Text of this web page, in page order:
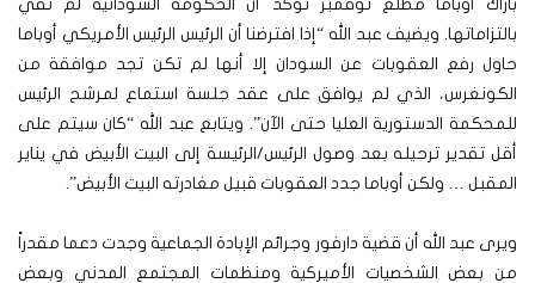
باراك أوباما مطلع نوفمبر تؤكد أن الحكومة السودانية لم تفي
بالتزاماتها. ويضيف عبد الله “إذا افترضنا أن الرئيس الرئيس الأمريكي أوباما
حاول رفع العقوبات عن السودان إلا أنها لم تكن تجد موافقة من
الكونغرس، الذي لم يوافق على عقد جلسة استماع لمرشح الرئيس
للمحكمة الدستورية العليا حتى الآن”. ويتابع عبد الله “كان سيتم على
أقل تقدير ترحيله بعد وصول الرئيس/الرئيسة إلى البيت الأبيض في يناير
المقبل … ولكن أوباما جدد العقوبات قبيل مغادرته البيت الأبيض”.
ويرى عبد الله أن قضية دارفور وجرائم الإبادة الجماعية وجدت دعما مقدراً
من بعض الشخصيات الأميركية ومنظمات المجتمع المدني وبعض